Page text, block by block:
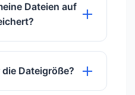
Dateien auf
für genau 60
für den
Dateigröße?